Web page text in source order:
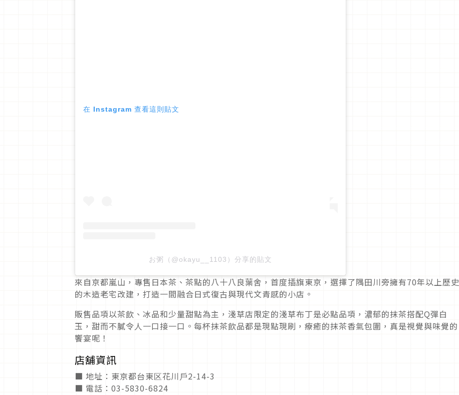
在 Instagram 查看這則貼文
お粥（@okayu__1103）分享的貼文
來自京都嵐山，專售日本茶、茶點的八十八良葉舍，首度插旗東京，選擇了隅田川旁擁有70年以上歷史
的木造老宅改建，打造一間融合日式復古與現代文青感的小店。
販售品項以茶飲、冰品和少量甜點為主，淺草店限定的淺草布丁是必點品項，濃郁的抹茶搭配Q彈白
玉，甜而不膩令人一口接一口。每杯抹茶飲品都是現點現刷，療癒的抹茶香氣包圍，真是視覺與味覺的
饗宴呢！
店舖資訊
■ 地址：東京都台東区花川⼾2-14-3
■ 電話：03-5830-6824